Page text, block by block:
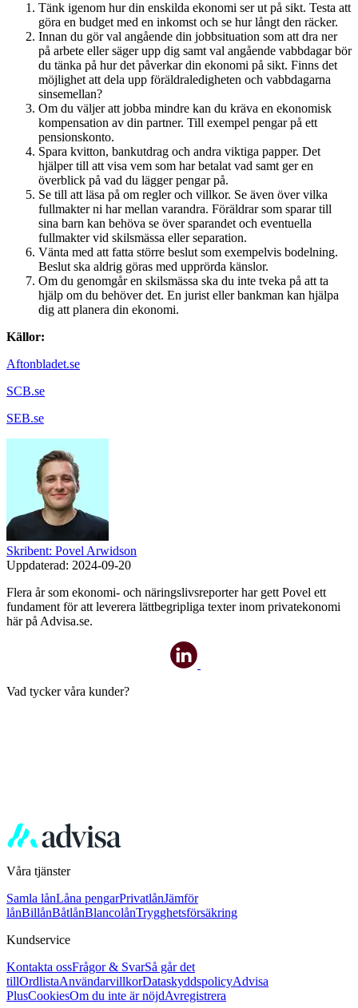
Tänk igenom hur din enskilda ekonomi ser ut på sikt. Testa att
göra en budget med en inkomst och se hur långt den räcker.
Innan du gör val angående din jobbsituation som att dra ner
på arbete eller säger upp dig samt val angående vabbdagar bör
du tänka på hur det påverkar din ekonomi på sikt. Finns det
möjlighet att dela upp föräldraledigheten och vabbdagarna
sinsemellan?
Om du väljer att jobba mindre kan du kräva en ekonomisk
kompensation av din partner. Till exempel pengar på ett
pensionskonto.
Spara kvitton, bankutdrag och andra viktiga papper. Det
hjälper till att visa vem som har betalat vad samt ger en
överblick på vad du lägger pengar på.
Se till att läsa på om regler och villkor. Se även över vilka
fullmakter ni har mellan varandra. Föräldrar som sparar till
sina barn kan behöva se över sparandet och eventuella
fullmakter vid skilsmässa eller separation.
Vänta med att fatta större beslut som exempelvis bodelning.
Beslut ska aldrig göras med upprörda känslor.
Om du genomgår en skilsmässa ska du inte tveka på att ta
hjälp om du behöver det. En jurist eller bankman kan hjälpa
dig att planera din ekonomi.
Källor:
Aftonbladet.se
SCB.se
SEB.se
Skribent: Povel Arwidson
Uppdaterad: 2024-09-20
Flera år som ekonomi- och näringslivsreporter har gett Povel ett
fundament för att leverera lättbegripliga texter inom privatekonomi
här på Advisa.se.
Vad tycker våra kunder?
Våra tjänster
Samla lånLåna pengarPrivatlånJämför
lånBillånBåtlånBlancolånTrygghetsförsäkring
Kundservice
Kontakta ossFrågor & SvarSå går det
tillOrdlistaAnvändarvillkorDataskyddspolicyAdvisa
PlusCookiesOm du inte är nöjdAvregistrera